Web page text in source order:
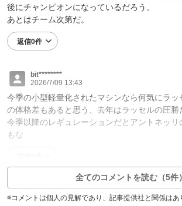
後にチャンピオンになっているだろう。
あとはチーム次第だ。
返信0件
bit********
2026/7/09 13:43
今季の小型軽量化されたマシンなら何気にラッ
の体格差もあると思う、去年はラッセルの圧勝
今季以降のレギュレーションだとアントネッ
もな
全てのコメントを読む（5件）
※コメントは個人の見解であり、記事提供社と関係はあ